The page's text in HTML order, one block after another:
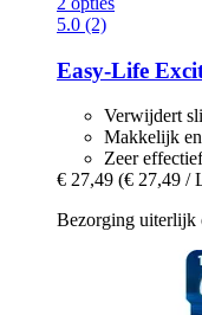
5.0 (2)
Easy-Life
Verwijdert
Makkelijk
Zeer effectief
€ 27,49 (€ 27,49 /
Bezorging uiterlijk